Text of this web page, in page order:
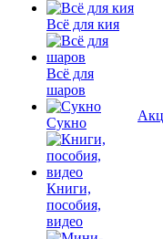
Всё для кия
Всё для
шаров
Сукно
Книги,
пособия,
видео